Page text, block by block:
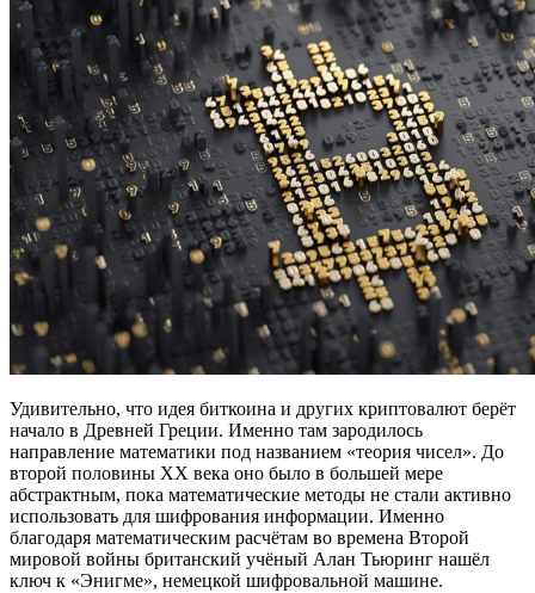
Удивительно, что идея биткоина и других криптовалют берёт
начало в Древней Греции. Именно там зародилось
направление математики под названием «теория чисел». До
второй половины XX века оно было в большей мере
абстрактным, пока математические методы не стали активно
использовать для шифрования информации. Именно
благодаря математическим расчётам во времена Второй
мировой войны британский учёный Алан Тьюринг нашёл
ключ к «Энигме», немецкой шифровальной машине.